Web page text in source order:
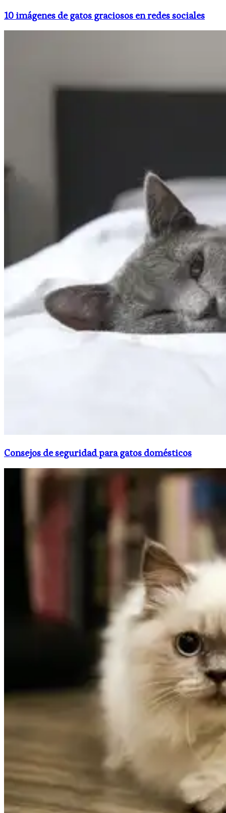
10 imágenes de gatos graciosos en redes sociales
Consejos de seguridad para gatos domésticos